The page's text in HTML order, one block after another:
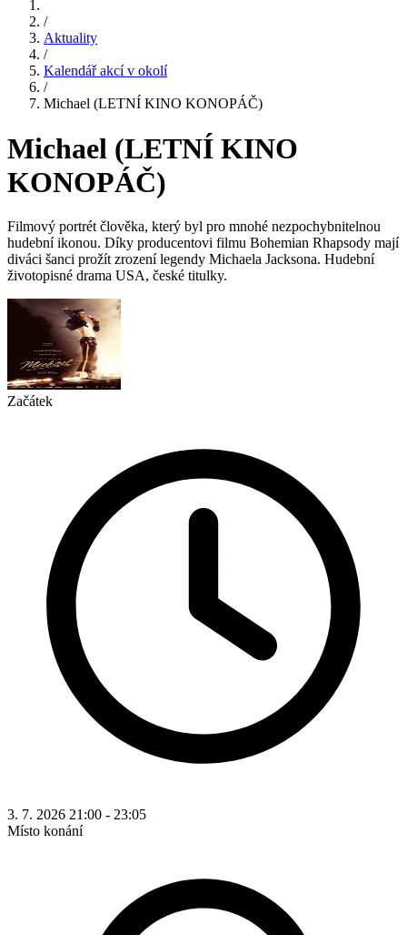
/
Aktuality
/
Kalendář akcí v okolí
/
Michael (LETNÍ KINO KONOPÁČ)
Michael (LETNÍ KINO
KONOPÁČ)
Filmový portrét člověka, který byl pro mnohé nezpochybnitelnou
hudební ikonou. Díky producentovi filmu Bohemian Rhapsody mají
diváci šanci prožít zrození legendy Michaela Jacksona. Hudební
životopisné drama USA, české titulky.
Začátek
3. 7. 2026 21:00 - 23:05
Místo konání